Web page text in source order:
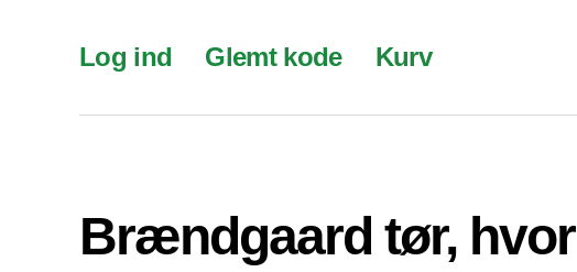
Log ind Glemt kode Kurv
Brændgaard tør, hvor